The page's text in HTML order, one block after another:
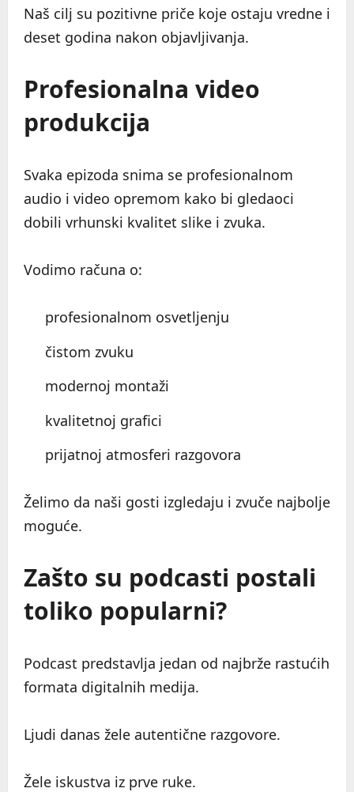
Naš cilj su pozitivne priče koje ostaju vredne i
deset godina nakon objavljivanja.
Profesionalna video
produkcija
Svaka epizoda snima se profesionalnom
audio i video opremom kako bi gledaoci
dobili vrhunski kvalitet slike i zvuka.
Vodimo računa o:
profesionalnom osvetljenju
čistom zvuku
modernoj montaži
kvalitetnoj grafici
prijatnoj atmosferi razgovora
Želimo da naši gosti izgledaju i zvuče najbolje
moguće.
Zašto su podcasti postali
toliko popularni?
Podcast predstavlja jedan od najbrže rastućih
formata digitalnih medija.
Ljudi danas žele autentične razgovore.
Žele iskustva iz prve ruke.